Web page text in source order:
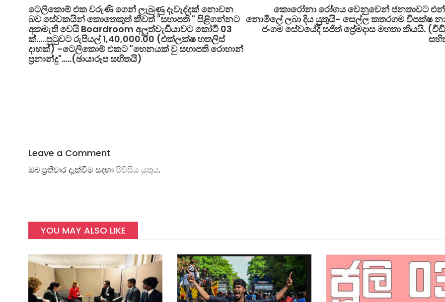
ටෙලිකොම් එක වරුණි ගෙන් ලැබුණු දෑවැද්දක් නොවන
බව සේවකයින් කොතෙකුත් කීවත් "සභාපති " පිළිගන්නට
අකමැති වෙයි Boardroom අලුත්වැඩියාවට කෝටි 03
ක්.....පුටුවට රුපියල් 1,40,000.00 (එක්ලක්ෂ හතලිස්
දාහක්) -ටෙලිකොම් එකට "හෙනයක් වු සභාපති රොහාන්
ප්‍රනාන්දු".....(ඡායාරූප සහිතයි)
කොරෝනා රෝගය වෙනුවෙන් ජනතාවට
නොමිලේ ලබා දිය යුතුයි- සෙල්ල කතරගම විපක්ෂ
ජංගම සේවයේදී සජිත් ප්‍රේමදාස මහතා කියයි.
Leave a Comment
ඔබ ප්‍රතිචාර දැක්වීම සඳහාපිවිසිය යුතුය.
YOU MAY ALSO LIKE